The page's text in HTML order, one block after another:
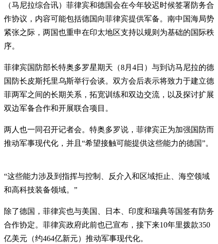
（马尼拉综合讯）菲律宾和德国会在今年较迟时候签署防务合
作协议，内容可能包括德国向菲律宾提供军备。南中国海局势
紧张之际，两国也重申在印太地区支持以规则为基础的国际秩
序。
菲律宾国防部长特奥多罗星期天（8月4日）与到访马尼拉的德
国防长皮斯托里乌斯举行会谈。双方会后表示将致力于建立德
菲两军之间的长期关系，拓宽训练和双边交流，以及探讨扩展
双边军备合作和开展联合项目。
两人也一同召开记者会。特奥多罗说，菲律宾正为加强国防而
推动军事现代化，并且“希望接触可能提供这些能力的德国”。
“这些能力涉及到指挥与控制、反介入和区域拒止、海空领域
和高科技装备领域。”
除了德国，菲律宾也与美国、日本、印度和瑞典等国签有防务
合作协定。菲律宾政府此前也已宣布，接下来10年里拨款350
亿美元（约464亿新元）推动军事现代化。